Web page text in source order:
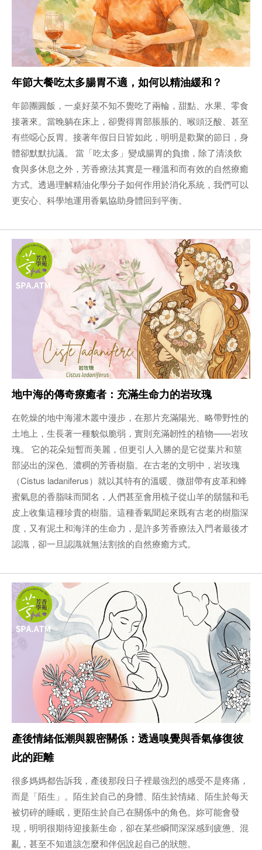
年節大餐吃太多腸胃不適，如何以精油緩和？
年節團圓飯，一桌好菜不知不覺吃了兩輪，甜點、水果、零食
接著來。當晚躺在床上，卻覺得胃部脹脹的、喉頭泛酸、甚至
有些噁心反胃。接著年假日日皆如此，明明是歡聚的節日，身
體卻默默抗議。 當「吃太多」變成腸胃的負擔，除了清淡飲
食與多休息之外，芳香療法其實是一種溫和而有效的自然療癒
方式。透過理解精油化學分子如何作用於消化系統，我們可以
更安心、科學地運用香氣協助身體回到平衡。
地中海的傳奇療癒者：充滿生命力的岩玫瑰
在乾燥的地中海灌木叢中漫步，在那片充滿陽光、略帶野性的
土地上，生長著一種貌似脆弱，實則充滿韌性的植物——岩玫
瑰。 它的花朵短暫而美麗，但更引人入勝的是它從葉片和莖
部泌出的深色、濃稠的芳香樹脂。在古老的文明中，岩玫瑰
（Cistus ladaniferus）就以其特有的溫暖、微甜帶有皮革和蜂
蜜氣息的香脂味而聞名，人們甚至會用梳子從山羊的鬍鬚和毛
皮上收集這種珍貴的樹脂。這種香氣聞起來既有古老的樹脂深
度，又有泥土和海洋的生命力，是許多芳香療法入門者最後才
認識，卻一旦認識就無法割捨的自然療癒方式。
產後情緒低潮與親密關係：透過嗅覺與香氣修復彼
此的距離
很多媽媽都告訴我，產後那段日子裡最強烈的感受不是疼痛，
而是「陌生」。陌生於自己的身體、陌生於情緒、陌生於每天
被切碎的睡眠，更陌生於自己在關係中的角色。妳可能會發
現，明明很期待迎接新生命，卻在某些瞬間深深感到疲憊、混
亂，甚至不知道該怎麼和伴侶說起自己的狀態。